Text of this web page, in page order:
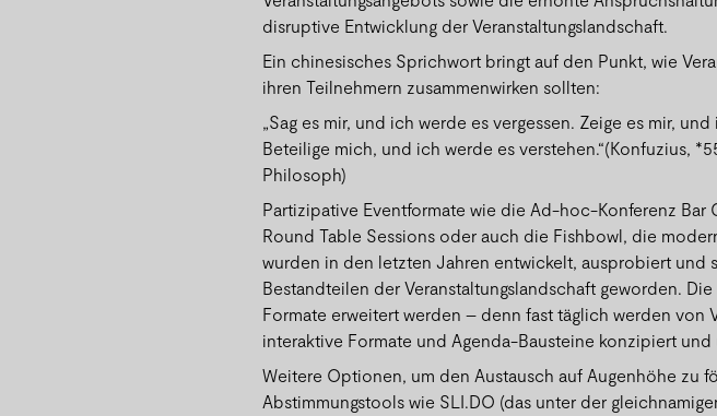
disruptive Entwicklung der Veranstaltungslandschaft.
Ein chinesisches Sprichwort bringt auf den Punkt, wie
ihren Teilnehmern zusammenwirken sollten:
„Sag es mir, und ich werde es vergessen. Zeige es mir,
Beteilige mich, und ich werde es verstehen.“(Konfuzius,
Philosoph)
Partizipative Eventformate wie die Ad-hoc-Konferenz Bar
Round Table Sessions oder auch die Fishbowl, die
wurden in den letzten Jahren entwickelt, ausprobiert und
Bestandteilen der Veranstaltungslandschaft geworden.
Formate erweitert werden – denn fast täglich werden von
interaktive Formate und Agenda-Bausteine konzipiert und
Weitere Optionen, um den Austausch auf Augenhöhe zu
Abstimmungstools wie SLI.DO (das unter der